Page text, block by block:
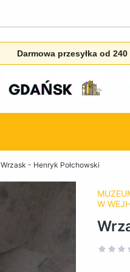
Darmowa przesyłka od 240
Wrzask - Henryk Połchowski
W